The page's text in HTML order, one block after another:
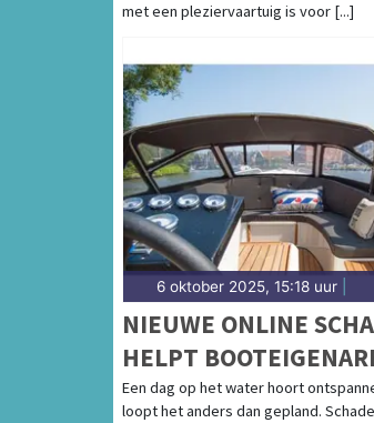
met een pleziervaartuig is voor [...]
6 oktober 2025, 15:18 uur
NIEUWE ONLINE
HELPT
Een dag op het water hoort
loopt het anders dan gepland.